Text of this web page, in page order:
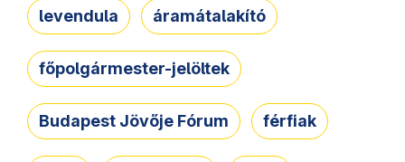
levendula áramátalakító
főpolgármester-jelöltek
Budapest Jövője Fórum férfiak